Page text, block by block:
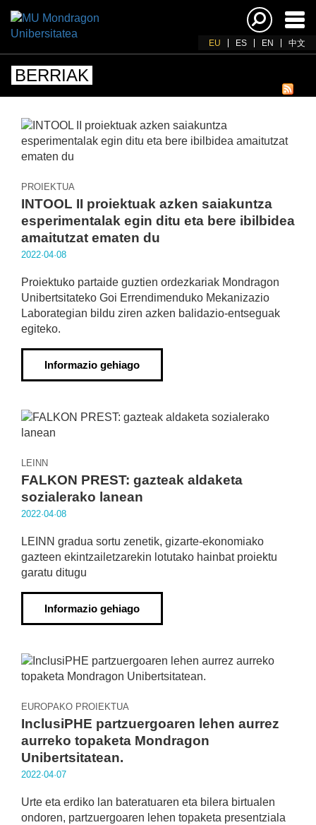
EU ES EN 中文
BERRIAK
PROIEKTUA
INTOOL II proiektuak azken saiakuntza
esperimentalak egin ditu eta bere ibilbidea
amaitutzat ematen du
2022·04·08
Proiektuko partaide guztien ordezkariak Mondragon
Unibertsitateko Goi Errendimenduko Mekanizazio
Laborategian bildu ziren azken balidazio-entseguak
egiteko.
Informazio gehiago
LEINN
FALKON PREST: gazteak aldaketa
sozialerako lanean
2022·04·08
LEINN gradua sortu zenetik, gizarte-ekonomiako
gazteen ekintzailetzarekin lotutako hainbat proiektu
garatu ditugu
Informazio gehiago
EUROPAKO PROIEKTUA
InclusiPHE partzuergoaren lehen aurrez
aurreko topaketa Mondragon
Unibertsitatean.
2022·04·07
Urte eta erdiko lan bateratuaren eta bilera birtualen
ondoren, partzuergoaren lehen topaketa presentziala